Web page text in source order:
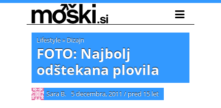
Lifestyle» Dizajn
FOTO: Najbolj
odštekana plovila
Sara B. 5 decembra, 2011 / pred 15 let